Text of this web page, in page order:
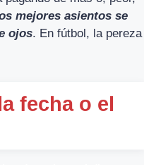
mejores asientos se
ojos. En fútbol, la pereza
fecha o el